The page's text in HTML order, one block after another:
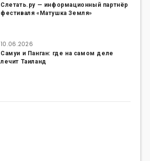
Слетать.ру — информационный партнёр
фестиваля «Матушка Земля»
10.06.2026
Самуи и Панган: где на самом деле
лечит Таиланд